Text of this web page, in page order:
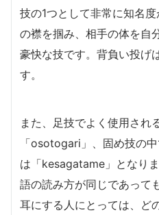
技の1つとして非常に知名
の襟を掴み、相手の体を自
豪快な技です。背負い投げ
す。
また、足技でよく使用され
「osotogari」、固め技の
は「kesagatame」となり
語の読み方が同じであって
耳にする人にとっては、ど